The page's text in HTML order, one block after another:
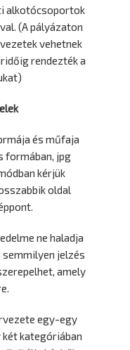
alkotócsoportok
(A pályázaton
vehetnek
rendezték a
és műfaja
formában, jpg
kérjük
oldal
ne haladja
semmilyen jelzés
amely
egy-egy
kategóriában